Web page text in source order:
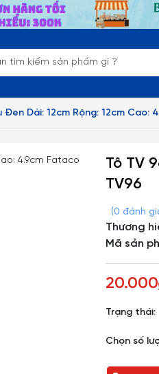
Đen Dài: 12cm Rộng: 12cm Cao:
Tô TV
TV96
(0 đánh
Thương
Mã sản
Trạng thái:
Chọn số